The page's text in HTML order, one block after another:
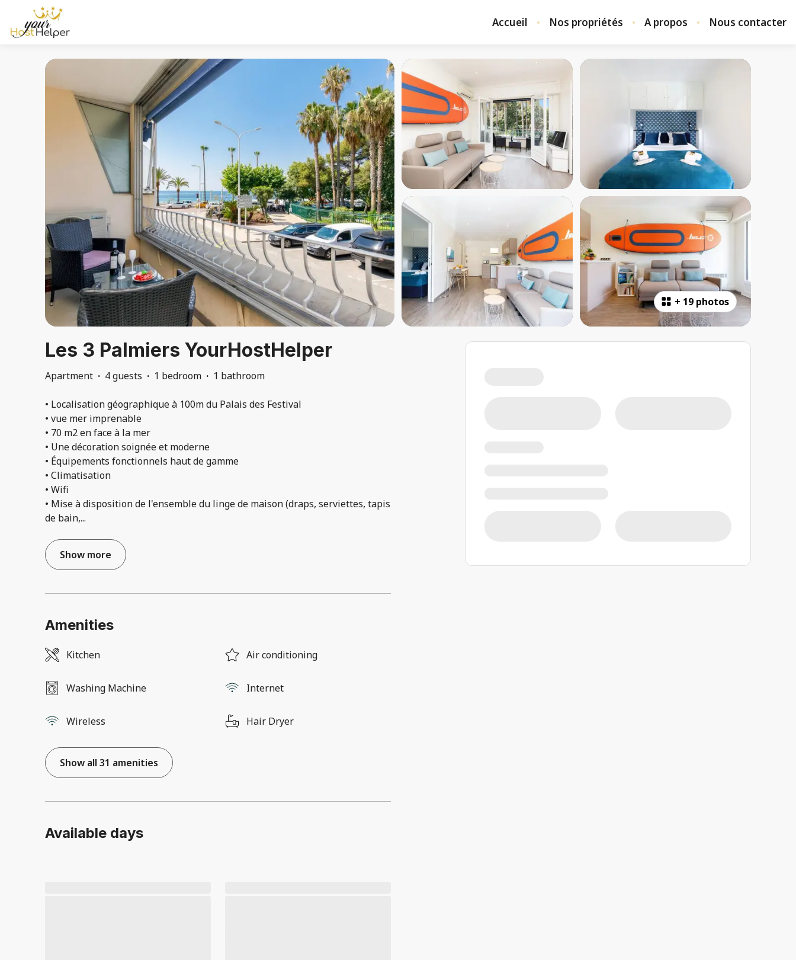
Accueil Nos propriétés A propos Nous contacter
+ 19 photos
Les 3 Palmiers YourHostHelper
Apartment · 4 guests · 1 bedroom · 1 bathroom
• Localisation géographique à 100m du Palais des Festival
• vue mer imprenable
• 70 m2 en face à la mer
• Une décoration soignée et moderne
• Équipements fonctionnels haut de gamme
• Climatisation
• Wifi
• Mise à disposition de l'ensemble du linge de maison (draps, serviettes, tapis
de bain,...
Show more
Amenities
Kitchen Air conditioning
Washing Machine Internet
Wireless Hair Dryer
Show all 31 amenities
Available days